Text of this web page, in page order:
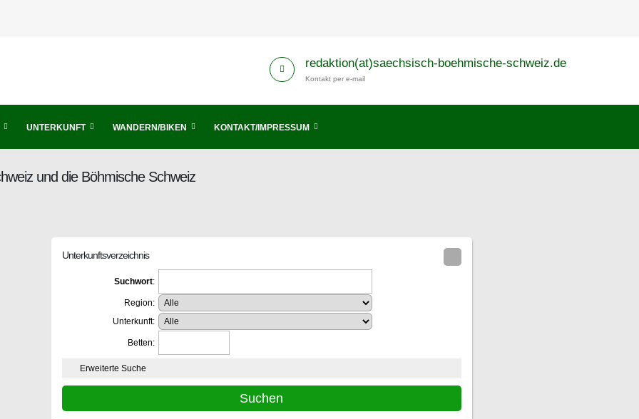
redaktion(at)saechsisch-boehmische-schweiz.de
Kontakt per e-mail
UNTERKUNFT WANDERN/BIKEN KONTAKT/IMPRESSUM
und die Böhmische Schweiz
Unterkunftsverzeichnis
Suchwort:
Region:
Unterkunft:
Betten:
Erweiterte Suche